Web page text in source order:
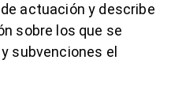
actuación y describe
sobre los que se
subvenciones el